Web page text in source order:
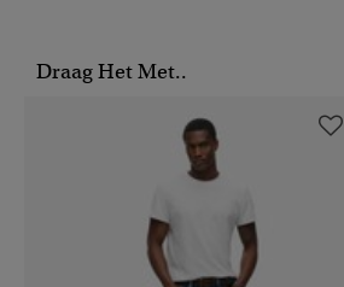
Draag Het Met..